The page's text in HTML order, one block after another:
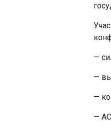
—
—
—
—